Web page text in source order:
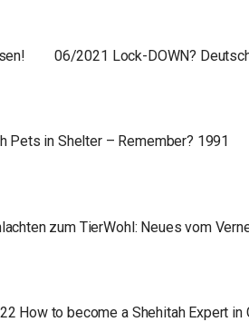
06/2021 Lock-DOWN?
Pets in Shelter – Remember? 1991
zum TierWohl: Neues vom
How to become a Shehitah Expert in